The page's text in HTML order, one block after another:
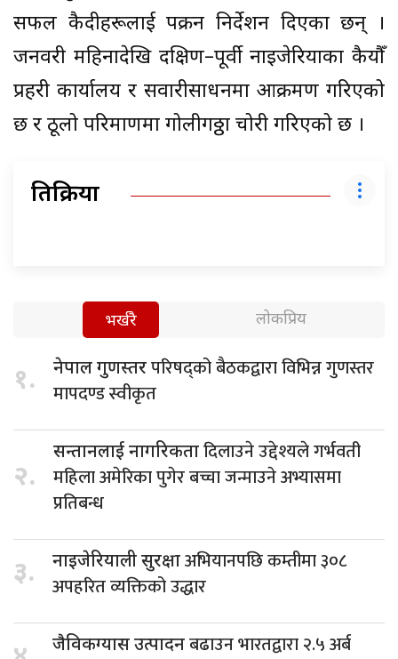
सफल कैदीहरूलाई पक्रन निर्देशन दिएका छन् ।
जनवरी महिनादेखि दक्षिण–पूर्वी नाइजेरियाका कैयौँ
प्रहरी कार्यालय र सवारीसाधनमा आक्रमण गरिएको
छ र ठूलो परिमाणमा गोलीगठ्ठा चोरी गरिएको छ ।
प्रतिक्रिया
भर्खरै लोकप्रिय
१. नेपाल गुणस्तरपरिषद्को बैठकद्वारा विभिन्न गुणस्तर
मापदण्ड स्वीकृत
२.
सन्तानलाई नागरिकतादिलाउने उद्देश्यले गर्भवती
महिला अमेरिका पुगेर बच्चा जन्माउने अभ्यासमा
प्रतिबन्ध
३. नाइजेरियाली सुरक्षाअभियानपछि कम्तीमा ३०८
अपहरित व्यक्तिको उद्धार
जैविकग्यास उत्पादनबढाउन भारतद्वारा २.५ अर्ब